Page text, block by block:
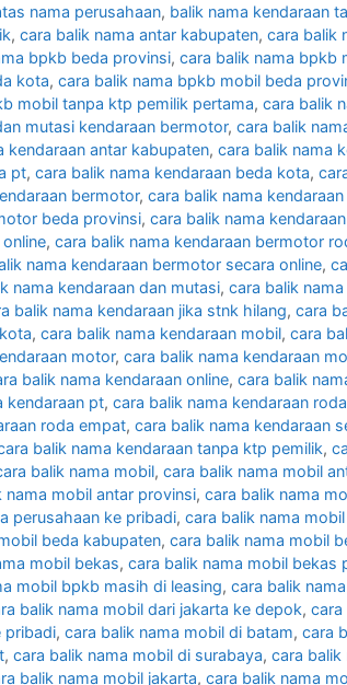
nama perusahaan, balik nama kendaraan
, cara balik nama antar kabupaten, cara balik
bpkb beda provinsi, cara balik nama bpkb
kota, cara balik nama bpkb mobil beda
mobil tanpa ktp pemilik pertama, cara balik
mutasi kendaraan bermotor, cara balik
kendaraan antar kabupaten, cara balik nama
pt, cara balik nama kendaraan beda kota,
bermotor, cara balik nama
beda provinsi, cara balik nama
, cara balik nama kendaraan bermotor
nama kendaraan bermotor secara online,
nama kendaraan dan mutasi, cara balik
balik nama kendaraan jika stnk hilang, cara
, cara balik nama kendaraan mobil, cara
motor, cara balik nama kendaraan
balik nama kendaraan online, cara balik
kendaraan pt, cara balik nama kendaraan
roda empat, cara balik nama kendaraan
balik nama kendaraan tanpa ktp pemilik,
balik nama mobil, cara balik nama mobil
nama mobil antar provinsi, cara balik nama
perusahaan ke pribadi, cara balik nama
beda kabupaten, cara balik nama mobil
mobil bekas, cara balik nama mobil bekas
mobil bpkb masih di leasing, cara balik
balik nama mobil dari jakarta ke depok, cara
pribadi, cara balik nama mobil di batam, cara
, cara balik nama mobil di surabaya, cara balik
balik nama mobil jakarta, cara balik nama